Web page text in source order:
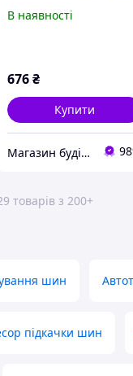
накачування шин та
В наявності
676₴
Купити
Магазин будівельних матеріалів "БУДУЄМО РАЗОМ"
товарів з 200+
шин
підкачки шин